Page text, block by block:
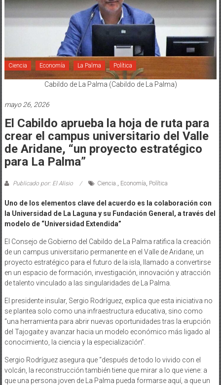
Ciencia Economía La Palma Política
Cabildo de La Palma (Cabildo de La Palma)
mayo 26, 2026
El Cabildo aprueba la hoja de ruta para
crear el campus universitario del Valle
de Aridane, “un proyecto estratégico
para La Palma”
Publicado por: El Alisio Ciencia. Economía Política
Uno de los elementos clave del acuerdo es la colaboración con
la Universidad de La Laguna y su Fundación General, a través del
modelo de “Universidad Extendida”
El Consejo de Gobierno del Cabildo de La Palma ratifica la creación
de un campus universitario permanente en el Valle de Aridane, un
proyecto estratégico para el futuro de la isla, llamado a convertirse
en un espacio de formación, investigación, innovación y atracción
de talento vinculado a las singularidades de La Palma.
El presidente insular, Sergio Rodríguez, explica que esta iniciativa no
se plantea solo como una infraestructura educativa, sino como
“una herramienta para abrir nuevas oportunidades tras la erupción
del Tajogaite y avanzar hacia un modelo económico más ligado al
conocimiento, la ciencia y la especialización”.
Sergio Rodríguez asegura que “después de todo lo vivido con el
volcán, la reconstrucción también tiene que mirar a lo que viene: a
que una persona joven de La Palma pueda formarse aquí, a que un